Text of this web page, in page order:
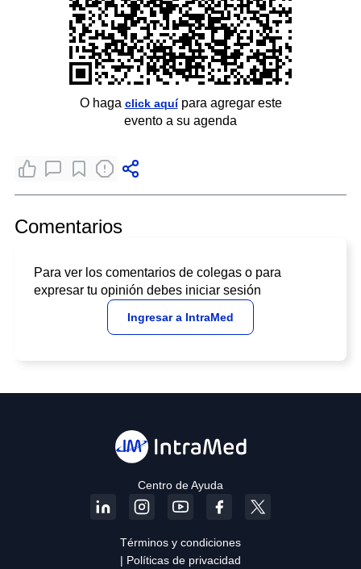
O haga click aquípara agregar este
evento a su agenda
Comentarios
Para ver los comentarios de colegas o para
expresar tu opinión debes iniciar sesión
Ingresar a IntraMed
Centro de Ayuda
Términos y condiciones
| Políticas de privacidad